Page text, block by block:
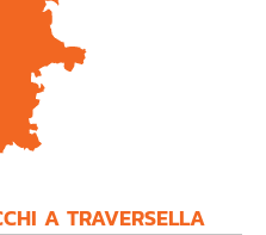
A TRAVERSELLA